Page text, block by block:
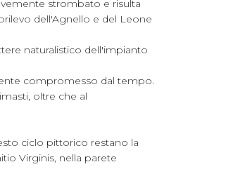
strombato e risulta
dell'Agnello e del Leone
naturalistico dell'impianto
compromesso dal tempo.
oltre che al
ciclo pittorico restano la
Virginis, nella parete